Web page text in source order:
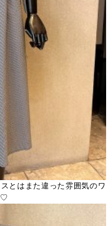
とはまた違った雰囲気のワ
♡